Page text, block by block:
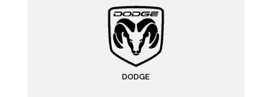
DODGE